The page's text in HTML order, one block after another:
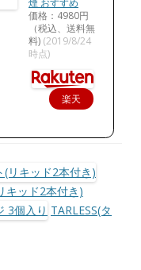
煙 おすすめ
価格：4980円
（税込、送料無
料) (2019/8/24
時点)
楽天
入
キッド2本付き)
TARLESS(タ